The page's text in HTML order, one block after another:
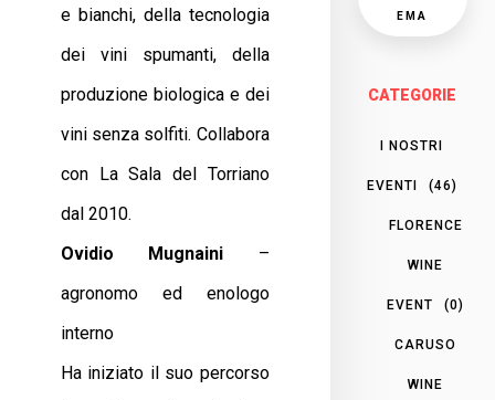
e bianchi, della tecnologia
dei vini spumanti, della
produzione biologica e dei
vini senza solfiti. Collabora
con La Sala del Torriano
dal 2010.
Ovidio Mugnaini –
agronomo ed enologo
interno
Ha iniziato il suo percorso
EMA
CATEGORIE
I NOSTRI
EVENTI (46)
FLORENCE
WINE
EVENT (0)
CARUSO
WINE